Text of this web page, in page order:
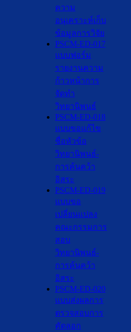
ความ
อนุเคราะห์เก็บ
ข้อมูลการวิจัย
PSCM-ED-017
แบบฟอร์ม
รายงานความ
ก้าวหน้าการ
จัดทำ
วิทยานิพนธ์
PSCM-ED-018
แบบขอแก้ไข
ชื่อหัวข้อ
วิทยานิพนธ์-
การค้นคว้า
อิสระ
PSCM-ED-019
แบบขอ
เปลี่ยนแปลง
คณะกรรมการ
สอบ
วิทยานิพนธ์-
การค้นคว้า
อิสระ
PSCM-ED-020
แบบส่งผลการ
ตรวจสอบการ
คัดลอก